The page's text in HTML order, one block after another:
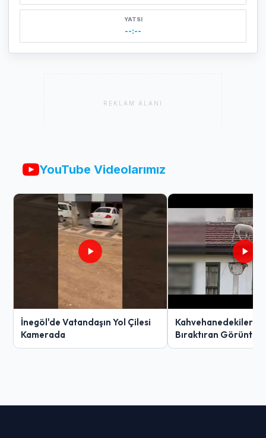
YATSI
--:--
REKLAM ALANI
YouTube Videolarımız
İnegöl'de Vatandaşın Yol Çilesi
Kamerada
Kahvehanedekiler
Bıraktıran Görüntü!